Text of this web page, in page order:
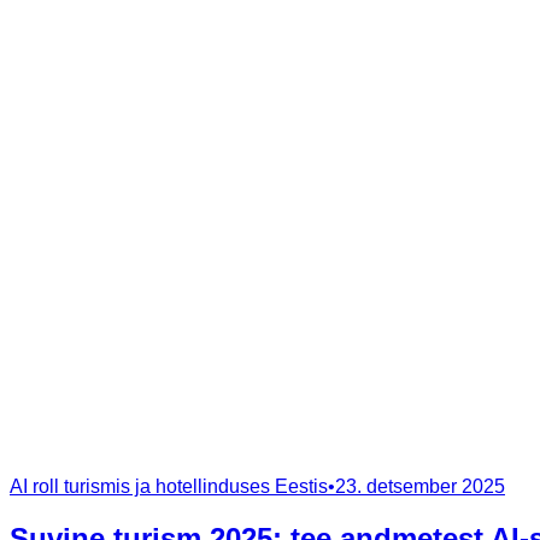
AI roll turismis ja hotellinduses Eestis•23. detsember 2025